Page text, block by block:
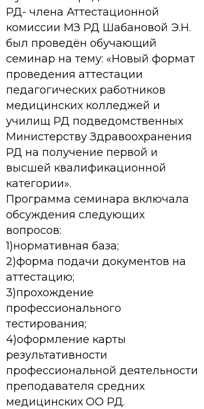
РД- члена Аттестационной
комиссии МЗ РД Шабановой Э.Н.
был проведён обучающий
семинар на тему: «Новый формат
проведения аттестации
педагогических работников
медицинских колледжей и
училищ РД подведомственных
Министерству Здравоохранения
РД на получение первой и
высшей квалификационной
категории».
Программа семинара включала
обсуждения следующих
вопросов:
1)нормативная база;
2)форма подачи документов на
аттестацию;
3)прохождение
профессионального
тестирования;
4)оформление карты
результативности
профессиональной деятельности
преподавателя средних
медицинских ОО РД.